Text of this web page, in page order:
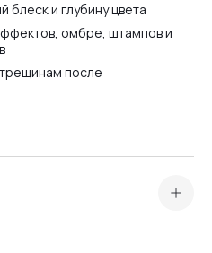
блеск и глубину цвета
омбре, штампов и
после